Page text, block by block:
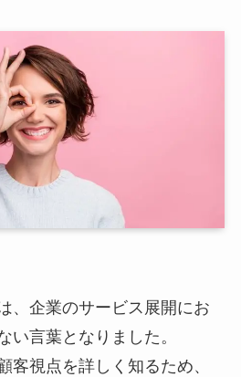
、企業のサービス展開にお
い言葉となりました。
客視点を詳しく知るため、